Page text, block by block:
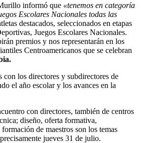
informó que «tenemos en categoría
Escolares Nacionales todas las
destacados, seleccionados en etapas
Juegos Escolares Nacionales.
premios y nos representarán en los
Centroamericanos que se celebran
con los directores y subdirectores de
el año escolar y los avances en la
con directores, también de centros
diseño, oferta formativa,
de maestros son los temas
jueves 31 de julio.